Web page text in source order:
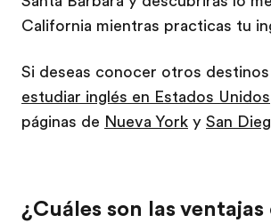
California mientras practicas tu
Si deseas conocer otros
estudiar inglés en Estados Unidos
páginas de Nueva York y San
¿Cuáles son las ventajas